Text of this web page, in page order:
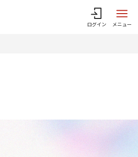
ログイン メニュー